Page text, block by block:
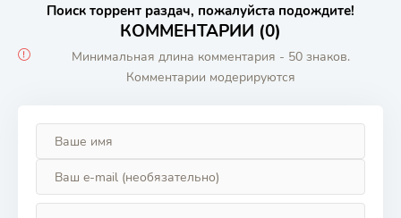
Поиск торрент раздач, пожалуйста подождите!
КОММЕНТАРИИ (0)
Минимальная длина комментария - 50 знаков.
Комментарии модерируются